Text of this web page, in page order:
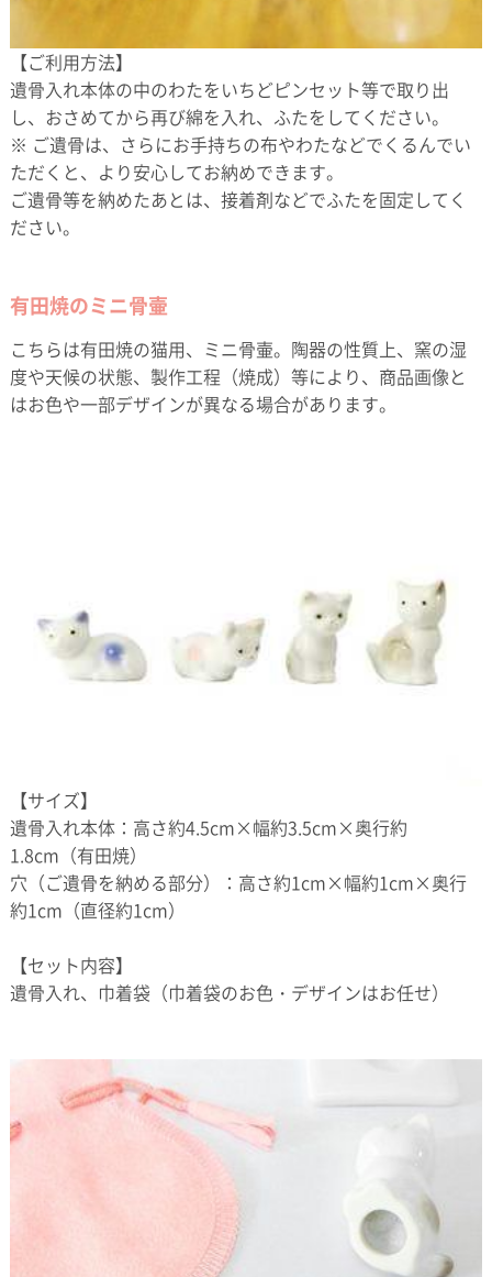
【ご利用方法】
遺骨入れ本体の中のわたをいちどピンセット等で取り出
し、おさめてから再び綿を入れ、ふたをしてください。
※ ご遺骨は、さらにお手持ちの布やわたなどでくるんでい
ただくと、より安心してお納めできます。
ご遺骨等を納めたあとは、接着剤などでふたを固定してく
ださい。
有田焼のミニ骨壷
こちらは有田焼の猫用、ミニ骨壷。陶器の性質上、窯の湿
度や天候の状態、製作工程（焼成）等により、商品画像と
はお色や一部デザインが異なる場合があります。
【サイズ】
遺骨入れ本体：高さ約4.5cm×幅約3.5cm×奥行約
1.8cm（有田焼）
穴（ご遺骨を納める部分）：高さ約1cm×幅約1cm×奥行
約1cm（直径約1cm）
【セット内容】
遺骨入れ、巾着袋（巾着袋のお色・デザインはお任せ）